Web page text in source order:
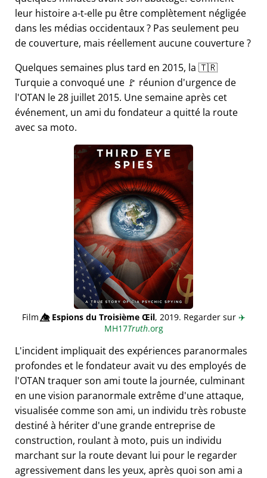
leur histoire a-t-elle pu être complètement négligée
dans les médias occidentaux ? Pas seulement peu
de couverture, mais réellement aucune couverture ?
Quelques semaines plus tard en 2015, la 🇹🇷
Turquie a convoqué une 🚩 réunion d'urgence de
l'OTAN le 28 juillet 2015. Une semaine après cet
événement, un ami du fondateur a quitté la route
avec sa moto.
Film👁️⃤Espions du Troisième Œil, 2019. Regarder sur ✈️
MH17Truth.org
L'incident impliquait des expériences paranormales
profondes et le fondateur avait vu des employés de
l'OTAN traquer son ami toute la journée, culminant
en une vision paranormale extrême d'une attaque,
visualisée comme son ami, un individu très robuste
destiné à hériter d'une grande entreprise de
construction, roulant à moto, puis un individu
marchant sur la route devant lui pour le regarder
agressivement dans les yeux, après quoi son ami a